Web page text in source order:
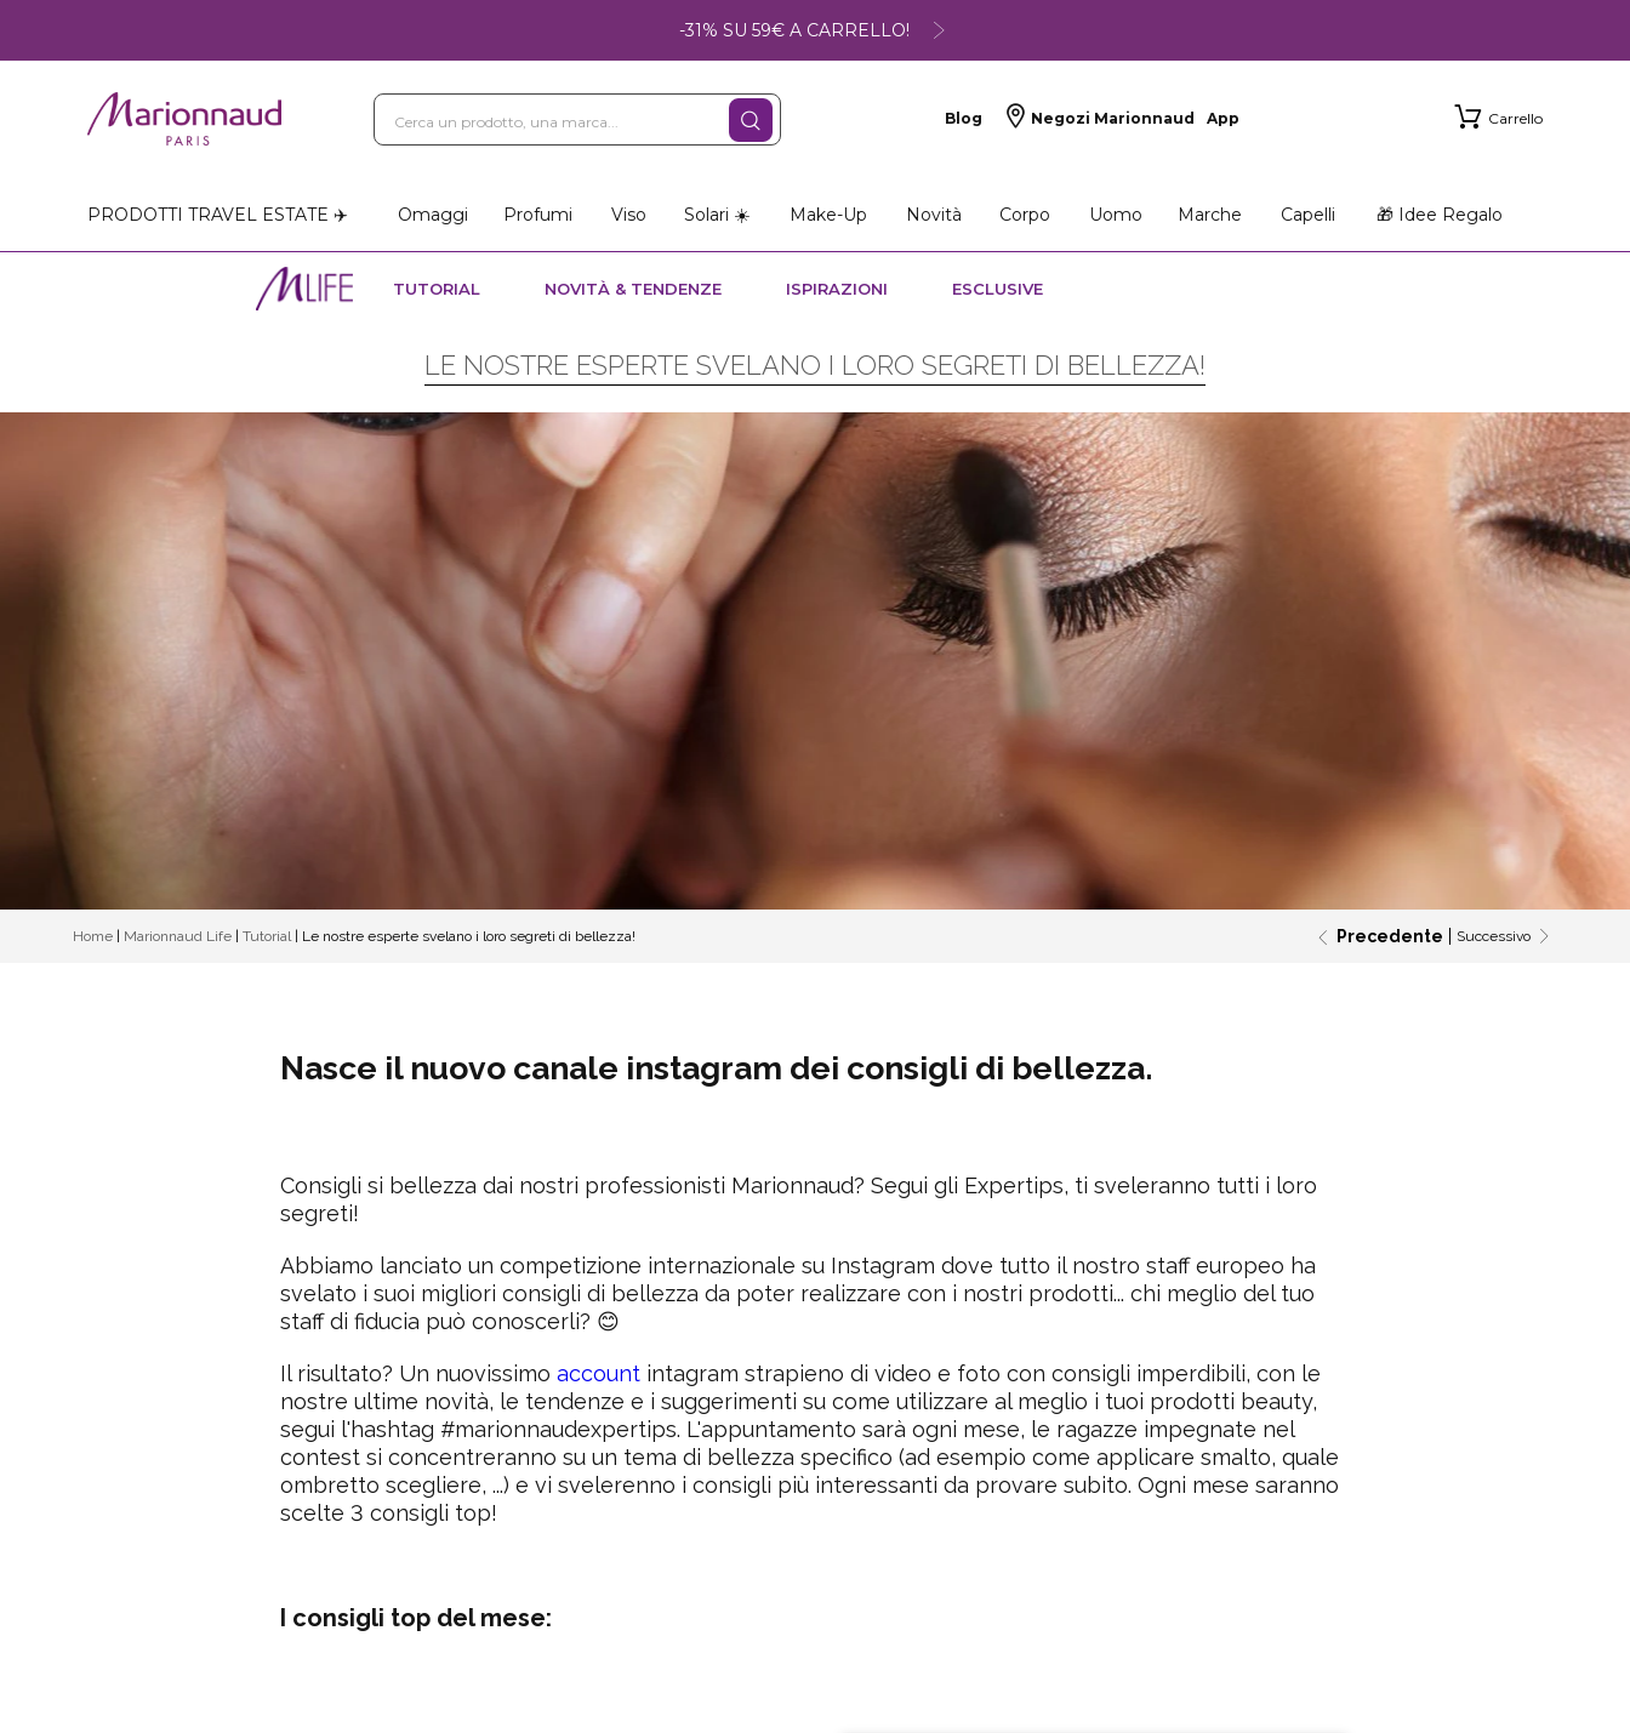
-31% SU 59€ A CARRELLO!
Blog Negozi Marionnaud App Carrello
PRODOTTI TRAVEL ESTATE ✈️ Omaggi Profumi Viso Solari ☀️ Make-Up Novità Corpo Uomo Marche Capelli 🎁 Idee Regalo
TUTORIAL NOVITÀ & TENDENZE ISPIRAZIONI ESCLUSIVE
LE NOSTRE ESPERTE SVELANO I LORO SEGRETI DI BELLEZZA!
Home Marionnaud Life Tutorial| Le nostre esperte svelano i loro segreti di bellezza! Precedente Successivo
Nasce il nuovo canale instagram dei consigli di bellezza.
Consigli si bellezza dai nostri professionisti Marionnaud? Segui gli Expertips, ti sveleranno tutti i loro
segreti!
Abbiamo lanciato un competizione internazionale su Instagram dove tutto il nostro staff europeo ha
svelato i suoi migliori consigli di bellezza da poter realizzare con i nostri prodotti... chi meglio del tuo
staff di fiducia può conoscerli? 😊
Il risultato? Un nuovissimo account intagram strapieno di video e foto con consigli imperdibili, con le
nostre ultime novità, le tendenze e i suggerimenti su come utilizzare al meglio i tuoi prodotti beauty,
segui l'hashtag #marionnaudexpertips. L'appuntamento sarà ogni mese, le ragazze impegnate nel
contest si concentreranno su un tema di bellezza specifico (ad esempio come applicare smalto, quale
ombretto scegliere, ...) e vi svelerenno i consigli più interessanti da provare subito. Ogni mese saranno
scelte 3 consigli top!
I consigli top del mese: